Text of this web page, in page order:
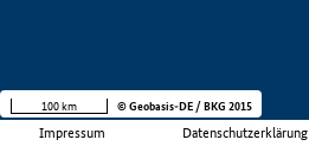
Impressum Datenschutzerklärung
100 km © Geobasis-DE / BKG 2015